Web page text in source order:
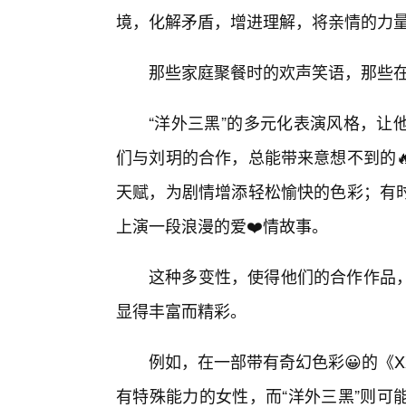
境，化解矛盾，增进理解，将亲情的力
那些家庭聚餐时的欢声笑语，那些
“洋外三黑”的多元化表演风格，
们与刘玥的合作，总能带来意想不到
天赋，为剧情增添轻松愉快的色彩；
上演一段浪漫的爱❤️情故事。
这种多变性，使得他们的合作作品
显得丰富而精彩。
例如，在一部带有奇幻色彩😀的《
有特殊能力的女性，而“洋外三黑”则